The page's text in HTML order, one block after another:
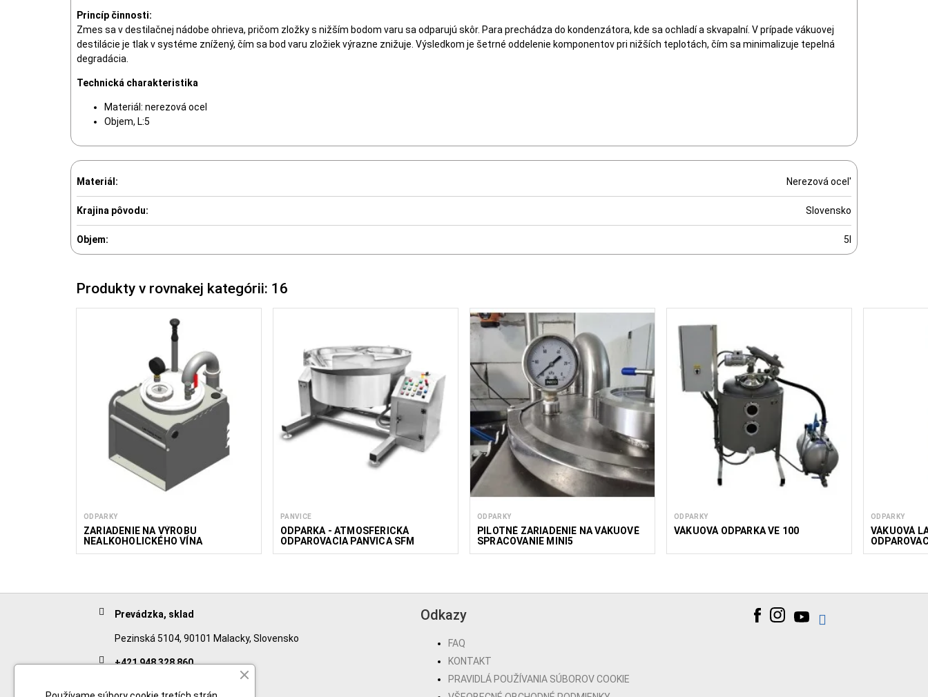
Princíp činnosti:
Zmes sa v destilačnej nádobe ohrieva, pričom zložky s nižším bodom varu sa odparujú skôr. Para prechádza do kondenzátora, kde sa ochladí a skvapalní. V prípade vákuovej
destilácie je tlak v systéme znížený, čím sa bod varu zložiek výrazne znižuje. Výsledkom je šetrné oddelenie komponentov pri nižších teplotách, čím sa minimalizuje tepelná
degradácia.
Technická charakteristika
Materiál: nerezová ocel
Objem, L:5
Materiál: Nerezová ocel'
Krajina pôvodu: Slovensko
Objem: 5l
Produkty v rovnakej kategórii: 16
ODPARKY
ZARIADENIE NA VÝROBU
NEALKOHOLICKÉHO VÍNA
PANVICE
ODPARKA - ATMOSFÉRICKÁ
ODPAROVACIA PANVICA SFM
ODPARKY
PILOTNÉ ZARIADENIE NA VÁKUOVÉ
SPRACOVANIE MINI5
ODPARKY
VÁKUOVÁ ODPARKA VE 100
ODPARKY
VÁKUOVÁ
Prevádzka, sklad
Pezinská 5104, 90101 Malacky, Slovensko
+421 948 328 860
Odkazy
FAQ
KONTAKT
PRAVIDLÁ POUŽÍVANIA SÚBOROV COOKIE